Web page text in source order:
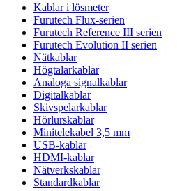
Kablar i lösmeter
Furutech Flux-serien
Furutech Reference III serien
Furutech Evolution II serien
Nätkablar
Högtalarkablar
Analoga signalkablar
Digitalkablar
Skivspelarkablar
Hörlurskablar
Minitelekabel 3,5 mm
USB-kablar
HDMI-kablar
Nätverkskablar
Standardkablar